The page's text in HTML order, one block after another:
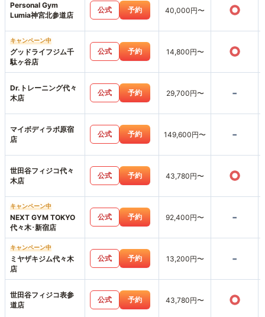
Personal Gym
Lumia神宮北参道店
公式 予約 40,000円〜 ○
キャンペーン中
グッドライフジム千
駄ヶ谷店
公式 予約 14,800円〜 ○
Dr.トレーニング代々
木店
公式 予約 29,700円〜 -
マイボディラボ原宿
店
公式 予約 149,600円〜 -
世田谷フィジコ代々
木店
公式 予約 43,780円〜 ○
キャンペーン中
NEXT GYM TOKYO
代々木･新宿店
公式 予約 92,400円〜 -
キャンペーン中
ミヤザキジム代々木
店
公式 予約 13,200円〜 -
世田谷フィジコ表参
道店
公式 予約 43,780円〜 ○